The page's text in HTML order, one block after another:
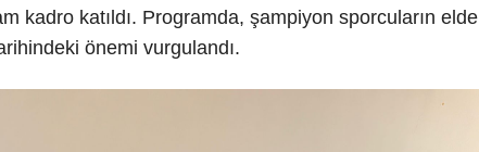
kadro katıldı. Programda, şampiyon sporcuların elde
önemi vurgulandı.